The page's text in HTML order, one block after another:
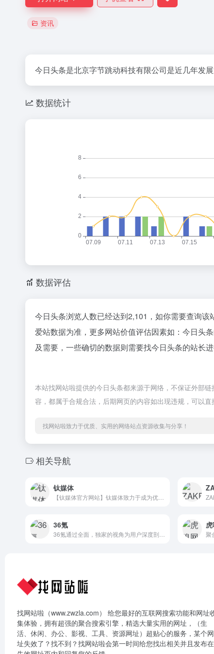
资讯
今日头条是北京字节跳动科技有限公司是近几年发
数据统计
数据评估
今日头条浏览人数已经达到2,101，如你需要查询该
爱站数据为准，更多网站价值评估因素如：今日头
及需要，一些确切的数据则需要找今日头条的站长
本站找网站啦提供的今日头条都来源于网络，不保证外部
容，都属于合规合法，后期网页的内容如出现违规，可以
找网站啦致力于优质、实用的网络站点资源收集与分享！
相关导航
钛媒体
36氪
找网站啦（www.zwzla.com） 给您最好的互联网搜索功能和网址
集体验，拥有超强的聚合搜索引擎，精选大量实用的网址，（生
活、休闲、办公、影视、工具、资源网址）超贴心的服务，某个网
址失效了？找不到？找网站啦会第一时间给您找出相关并且发布在